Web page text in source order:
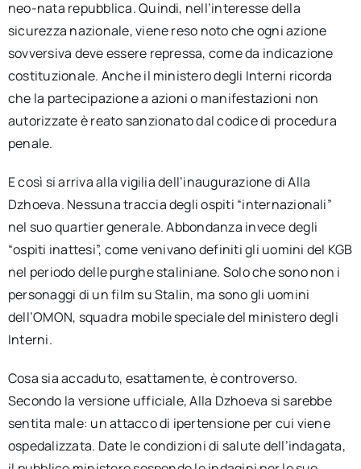
neo-nata repubblica. Quindi, nell’interesse della
sicurezza nazionale, viene reso noto che ogni azione
sovversiva deve essere repressa, come da indicazione
costituzionale. Anche il ministero degli Interni ricorda
che la partecipazione a azioni o manifestazioni non
autorizzate è reato sanzionato dal codice di procedura
penale.
E così si arriva alla vigilia dell’inaugurazione di Alla
Dzhoeva. Nessuna traccia degli ospiti “internazionali”
nel suo quartier generale. Abbondanza invece degli
“ospiti inattesi”, come venivano definiti gli uomini del KGB
nel periodo delle purghe staliniane. Solo che sono non i
personaggi di un film su Stalin, ma sono gli uomini
dell’OMON, squadra mobile speciale del ministero degli
Interni.
Cosa sia accaduto, esattamente, è controverso.
Secondo la versione ufficiale, Alla Dzhoeva si sarebbe
sentita male: un attacco di ipertensione per cui viene
ospedalizzata. Date le condizioni di salute dell’indagata,